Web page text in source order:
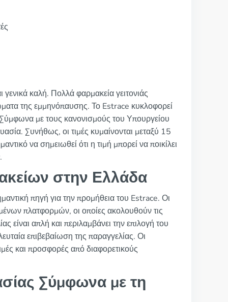
καλή. Πολλά φαρμακεία γειτονιάς
της εμμηνόπαυσης. Το Estrace κυκλοφορεί
με τους κανονισμούς του Υπουργείου
Συνήθως, οι τιμές κυμαίνονται μεταξύ 15
να σημειωθεί ότι η τιμή μπορεί να ποικίλει
στην Ελλάδα
πηγή για την προμήθεια του Estrace. Οι
πλατφορμών, οι οποίες ακολουθούν τις
είναι απλή και περιλαμβάνει την επιλογή του
επιβεβαίωση της παραγγελίας. Οι
και προσφορές από διαφορετικούς
Σύμφωνα με τη